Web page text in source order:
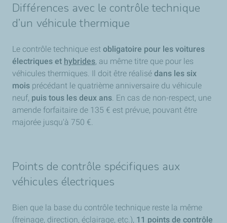
Différences avec le contrôle technique
d’un véhicule thermique
Le contrôle technique est obligatoire pour les voitures
électriques et hybrides, au même titre que pour les
véhicules thermiques. Il doit être réalisé dans les six
mois précédant le quatrième anniversaire du véhicule
neuf, puis tous les deux ans. En cas de non-respect, une
amende forfaitaire de 135 € est prévue, pouvant être
majorée jusqu'à 750 €.
Points de contrôle spécifiques aux
véhicules électriques
Bien que la base du contrôle technique reste la même
(freinage, direction, éclairage, etc.), 11 points de contrôle